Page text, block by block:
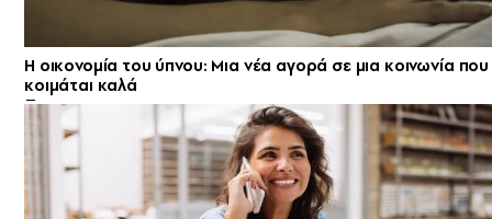
Η οικονομία του ύπνου: Μια νέα αγορά σε μια κοινωνία
κοιμάται καλά